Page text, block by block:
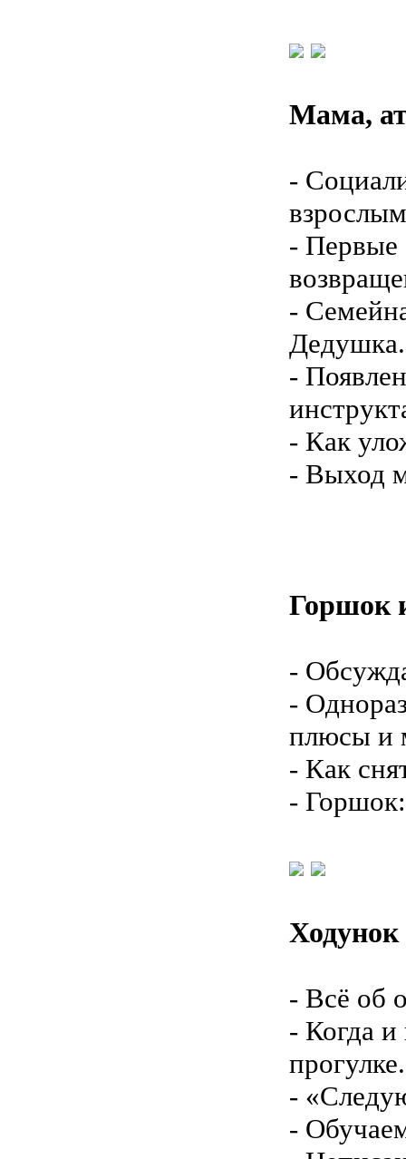
Мама,
-
- Первые
-
-
- Как
- Выход
Горшок
-
-
плюсы и
- Как
- Горшок:
Ходунок
- Всё об
- Когда и
прогулке.
-
-